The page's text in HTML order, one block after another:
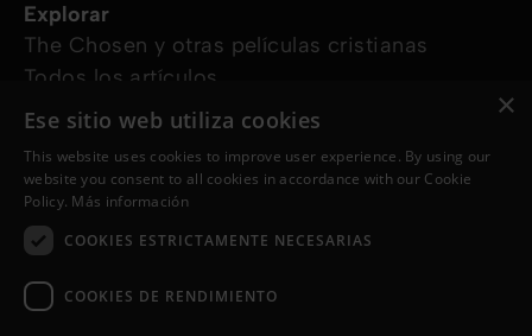
Explorar
The Chosen y otras películas cristianas
Todos los artículos
Cursos online
¿Cómo podemos ayudarte?
Devocional diario
Necesito oración
Síguenos en
×
Ese sitio web utiliza cookies
This website uses cookies to improve user experience. By using our
website you consent to all cookies in accordance with our Cookie
Policy. Más información
COOKIES ESTRICTAMENTE NECESARIAS
COOKIES DE RENDIMIENTO